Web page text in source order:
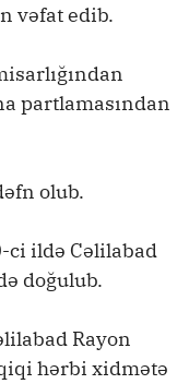
vəfat edib.
partlamasından
olub.
ci ildə Cəlilabad
doğulub.
Rayon
hərbi xidmətə